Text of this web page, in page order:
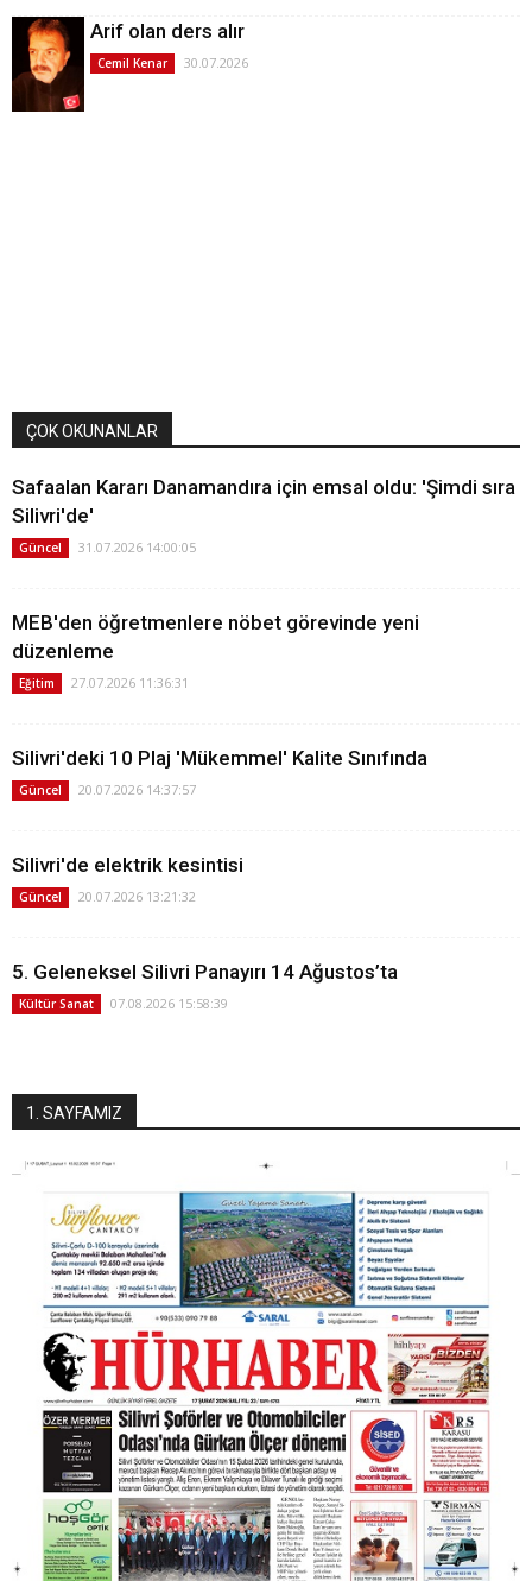
Arif olan ders alır
Cemil Kenar 30.07.2026
ÇOK OKUNANLAR
Safaalan Kararı Danamandıra için emsal oldu: 'Şimdi sıra
Silivri'de'
Güncel 31.07.2026 14:00:05
MEB'den öğretmenlere nöbet görevinde yeni
düzenleme
Eğitim 27.07.2026 11:36:31
Silivri'deki 10 Plaj 'Mükemmel' Kalite Sınıfında
Güncel 20.07.2026 14:37:57
Silivri'de elektrik kesintisi
Güncel 20.07.2026 13:21:32
5. Geleneksel Silivri Panayırı 14 Ağustos’ta
Kültür Sanat 07.08.2026 15:58:39
1. SAYFAMIZ